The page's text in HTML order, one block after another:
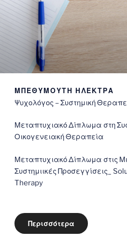
ΜΠΕΘΥΜΟΥΤΗ ΗΛΕΚΤΡΑ
Ψυχολόγος – Συστημική
Μεταπτυχιακό Δίπλωμα στη
Οικογενειακή Θεραπεία
Μεταπτυχιακό Δίπλωμα στις
Συστημιικές Προσεγγίσεις_
Therapy
Περισσότερα